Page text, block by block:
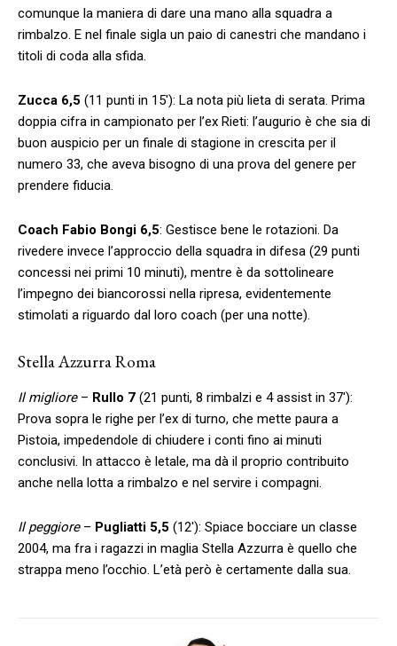
comunque la maniera di dare una mano alla squadra a
rimbalzo. E nel finale sigla un paio di canestri che mandano i
titoli di coda alla sfida.
Zucca 6,5 (11 punti in 15′): La nota più lieta di serata. Prima
doppia cifra in campionato per l’ex Rieti: l’augurio è che sia di
buon auspicio per un finale di stagione in crescita per il
numero 33, che aveva bisogno di una prova del genere per
prendere fiducia.
Coach Fabio Bongi 6,5: Gestisce bene le rotazioni. Da
rivedere invece l’approccio della squadra in difesa (29 punti
concessi nei primi 10 minuti), mentre è da sottolineare
l’impegno dei biancorossi nella ripresa, evidentemente
stimolati a riguardo dal loro coach (per una notte).
Stella Azzurra Roma
Il migliore– Rullo 7 (21 punti, 8 rimbalzi e 4 assist in 37′):
Prova sopra le righe per l’ex di turno, che mette paura a
Pistoia, impedendole di chiudere i conti fino ai minuti
conclusivi. In attacco è letale, ma dà il proprio contribuito
anche nella lotta a rimbalzo e nel servire i compagni.
Il peggiore– Pugliatti 5,5 (12′): Spiace bocciare un classe
2004, ma fra i ragazzi in maglia Stella Azzurra è quello che
strappa meno l’occhio. L’età però è certamente dalla sua.